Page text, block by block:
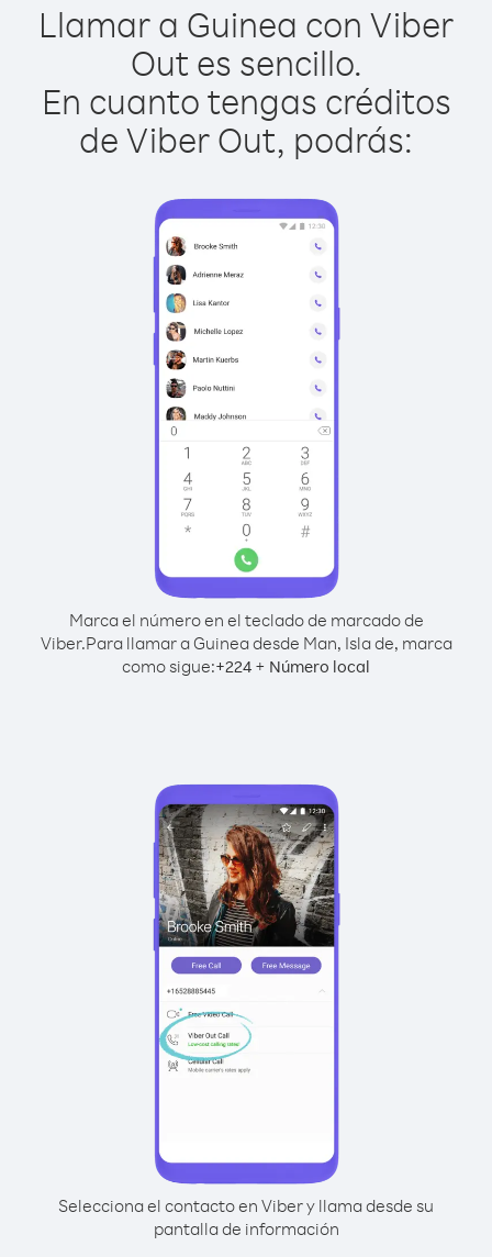
Llamar a Guinea con Viber
Out es sencillo.
En cuanto tengas créditos
de Viber Out, podrás:
Marca el número en el teclado de marcado de
Viber.Para llamar a Guinea desde Man, Isla de, marca
como sigue:+224 + Número local
Selecciona el contacto en Viber y llama desde su
pantalla de información